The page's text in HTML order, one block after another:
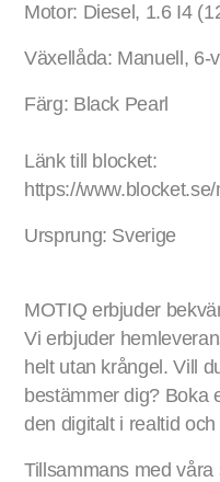
Motor: Diesel, 1.6 I4
Växellåda: Manuell, 6-
Färg: Black Pearl
Länk till blocket:
https://
Ursprung: Sverige
MOTIQ erbjuder
Vi erbjuder
helt utan krångel. Vill
bestämmer dig? Boka
den digitalt i realtid
Tillsammans med